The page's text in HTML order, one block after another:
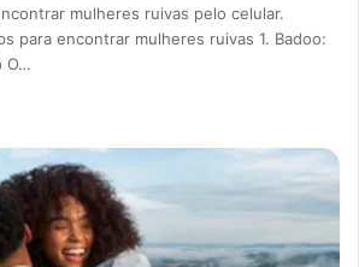
mulheres ruivas pelo celular.
para encontrar mulheres ruivas 1. Badoo:
O…